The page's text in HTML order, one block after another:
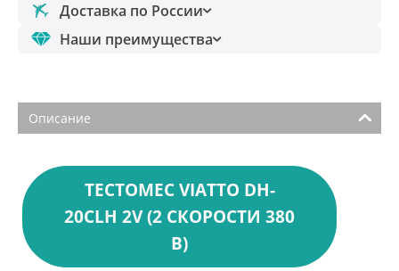
Доставка по России
Наши преимущества
Описание
ТЕСТОМЕС VIATTO DH-
20СLH 2V (2 СКОРОСТИ 380
В)